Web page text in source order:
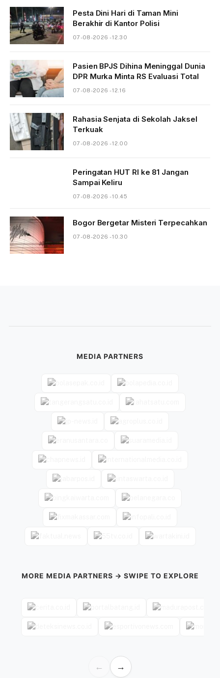
Pesta Dini Hari di Taman Mini
Berakhir di Kantor Polisi
07-08-2026 - 12.30
Pasien BPJS Dihina Meninggal Dunia
DPR Murka Minta RS Evaluasi Total
07-08-2026 - 12.16
Rahasia Senjata di Sekolah Jaksel
Terkuak
07-08-2026 - 12.00
Peringatan HUT RI ke 81 Jangan
Sampai Keliru
07-08-2026 - 10.45
Bogor Bergetar Misteri Terpecahkan
07-08-2026 - 10.30
MEDIA PARTNERS
MORE MEDIA PARTNERS → SWIPE TO EXPLORE
← →